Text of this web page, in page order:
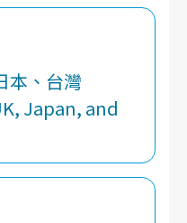
本、台灣
Japan, and